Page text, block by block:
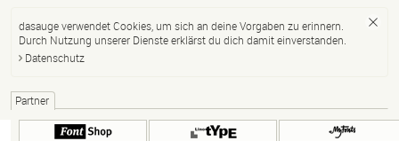
dasauge verwendet Cookies, um sich an deine Vorgaben zu erinnern.
Durch Nutzung unserer Dienste erklärst du dich damit einverstanden.
Datenschutz
Partner